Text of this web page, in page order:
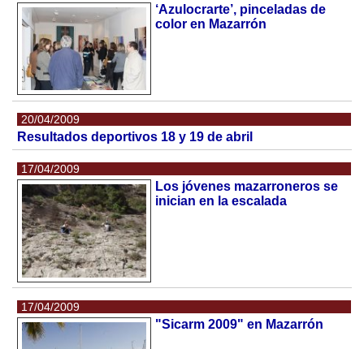
‘Azulocrarte’, pinceladas de
color en Mazarrón
20/04/2009
Resultados deportivos 18 y 19 de abril
17/04/2009
Los jóvenes mazarroneros se
inician en la escalada
17/04/2009
"Sicarm 2009" en Mazarrón